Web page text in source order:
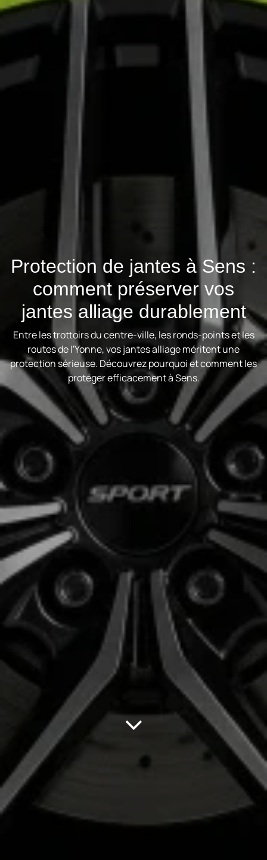
Protection de jantes à Sens :
comment préserver vos
jantes alliage durablement
Entre les trottoirs du centre-ville, les ronds-points et les
routes de l'Yonne, vos jantes alliage méritent une
protection sérieuse. Découvrez pourquoi et comment les
protéger efficacement à Sens.